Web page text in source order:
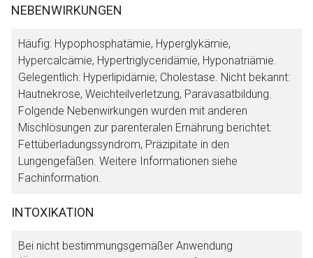
NEBENWIRKUNGEN
Häufig: Hypophosphatämie, Hyperglykämie,
Hypercalcämie, Hypertriglyceridämie, Hyponatriämie.
Gelegentlich: Hyperlipidämie; Cholestase. Nicht bekannt:
Hautnekrose, Weichteilverletzung, Paravasatbildung.
Folgende Nebenwirkungen wurden mit anderen
Mischlösungen zur parenteralen Ernährung berichtet:
Fettüberladungssyndrom, Präzipitate in den
Lungengefäßen. Weitere Informationen siehe
Fachinformation.
INTOXIKATION
Bei nicht bestimmungsgemäßer Anwendung